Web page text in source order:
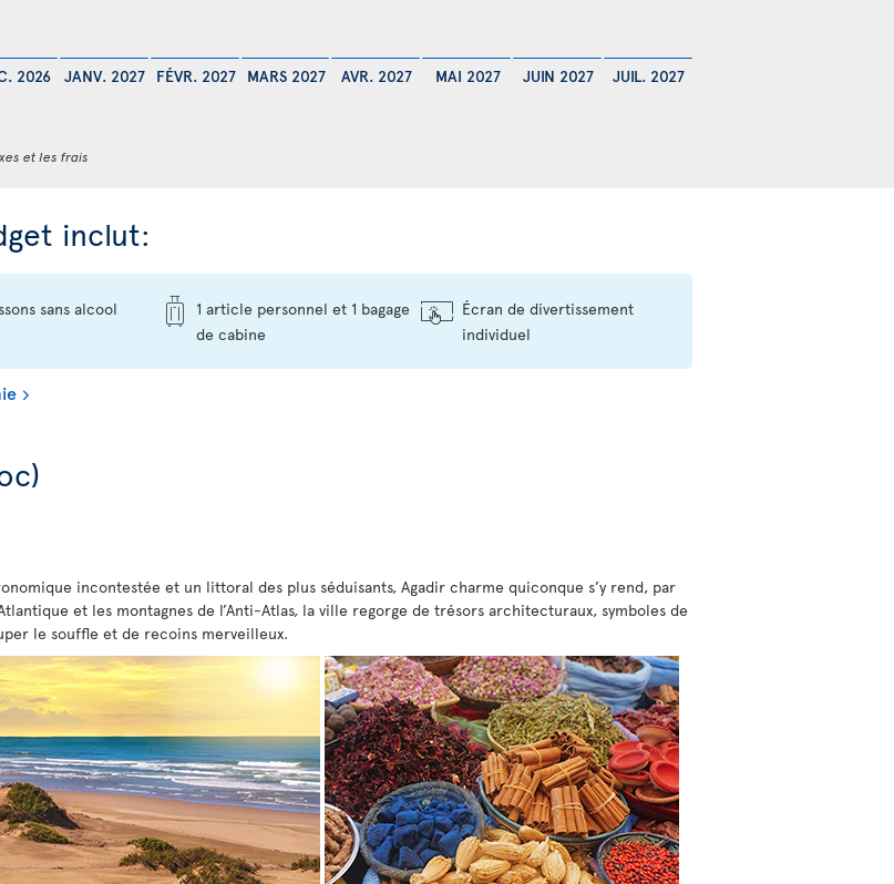
2026 JANV. 2027 FÉVR. 2027 MARS 2027 AVR. 2027 MAI 2027 JUIN 2027 JUIL. 2027
et les frais
inclut:
sans alcool
1 article personnel et 1 bagage
de cabine
Écran de divertissement
individuel
incontestée et un littoral des plus séduisants, Agadir charme quiconque s’y rend, par
et les montagnes de l’Anti-Atlas, la ville regorge de trésors architecturaux, symboles de
le souffle et de recoins merveilleux.